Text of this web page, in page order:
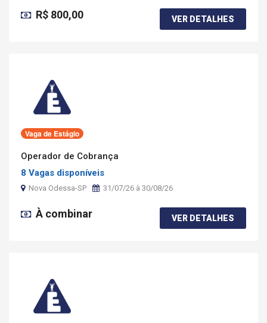
R$ 800,00 VER DETALHES
Vaga de Estágio
Operador de Cobrança
8 Vagas disponíveis
Nova Odessa-SP 31/07/26 à 30/08/26
À combinar VER DETALHES